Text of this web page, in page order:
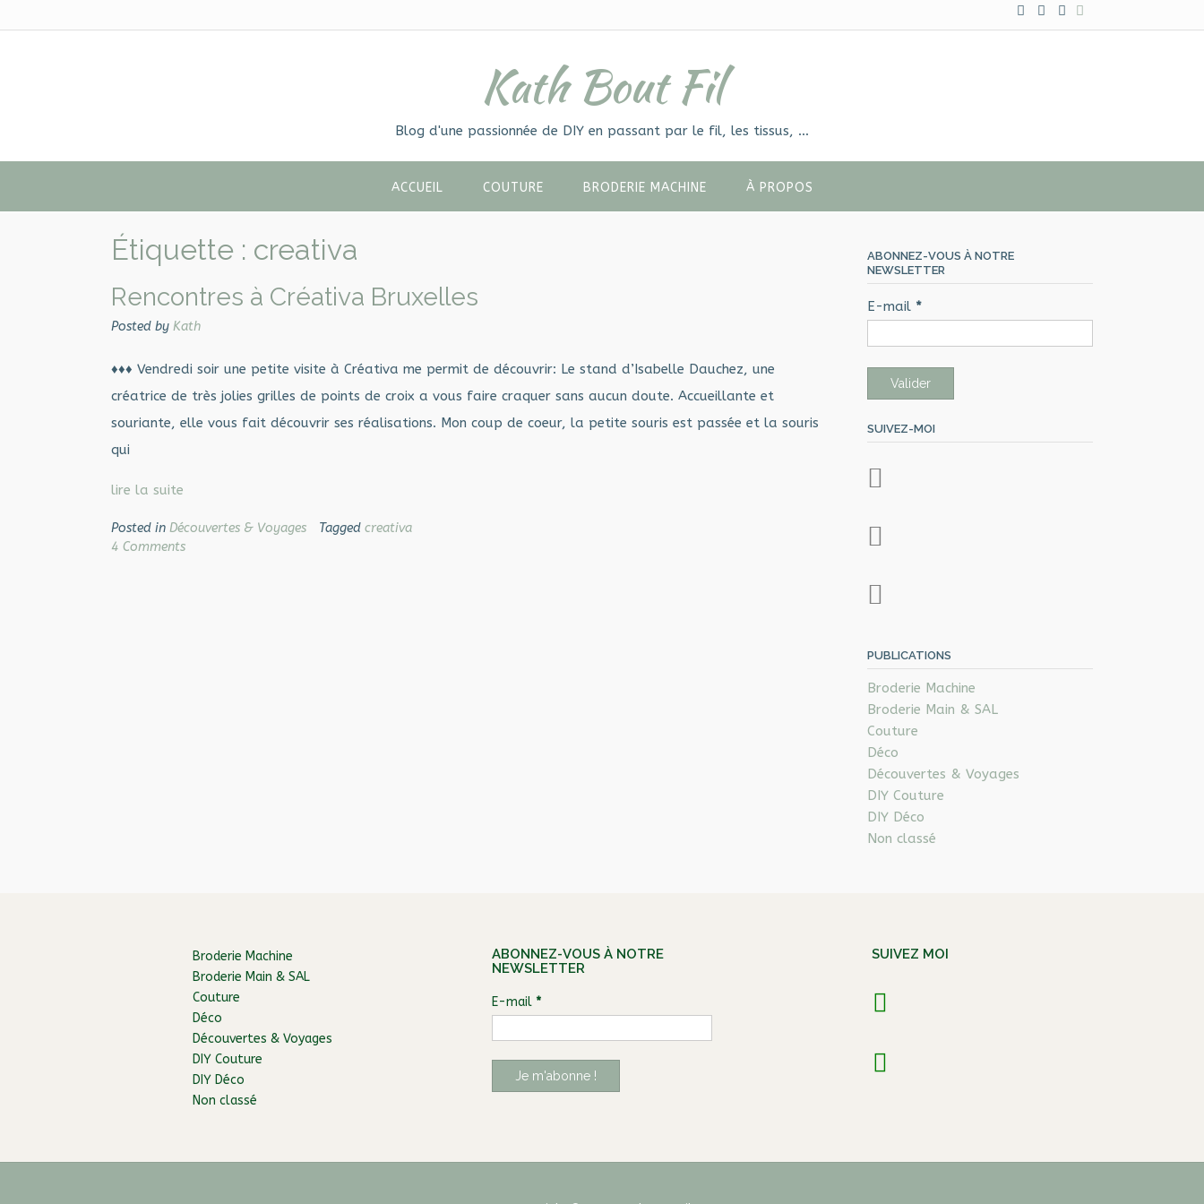
to
Kath Bout Fil
Blog d'une passionnée de DIY en passant par le fil, les tissus, …
ACCUEIL COUTURE BRODERIE MACHINE À PROPOS
Étiquette : creativa
Rencontres à Créativa Bruxelles
Posted by Kath
♦♦♦ Vendredi soir une petite visite à Créativa me permit de découvrir: Le stand d’Isabelle Dauchez, une
créatrice de très jolies grilles de points de croix a vous faire craquer sans aucun doute. Accueillante et
souriante, elle vous fait découvrir ses réalisations. Mon coup de coeur, la petite souris est passée et la souris
qui
lire la suite
Posted in Découvertes & Voyages Tagged creativa
4 Comments
ABONNEZ-VOUS À NOTRE
NEWSLETTER
E-mail *
SUIVEZ-MOI
PUBLICATIONS
Broderie Machine
Broderie Main & SAL
Couture
Déco
Découvertes & Voyages
DIY Couture
DIY Déco
Non classé
Broderie Machine
Broderie Main & SAL
Couture
Déco
Découvertes & Voyages
DIY Couture
DIY Déco
Non classé
ABONNEZ-VOUS À NOTRE
NEWSLETTER
E-mail *
SUIVEZ MOI